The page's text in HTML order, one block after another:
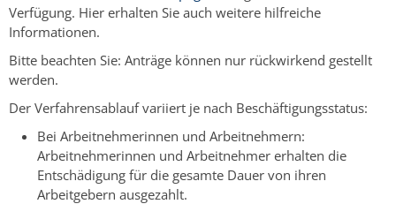
Verfügung. Hier erhalten Sie auch weitere hilfreiche
Informationen.
Bitte beachten Sie: Anträge können nur rückwirkend gestellt
werden.
Der Verfahrensablauf variiert je nach Beschäftigungsstatus:
Bei Arbeitnehmerinnen und Arbeitnehmern:
Arbeitnehmerinnen und Arbeitnehmer erhalten die
Entschädigung für die gesamte Dauer von ihren
Arbeitgebern ausgezahlt.